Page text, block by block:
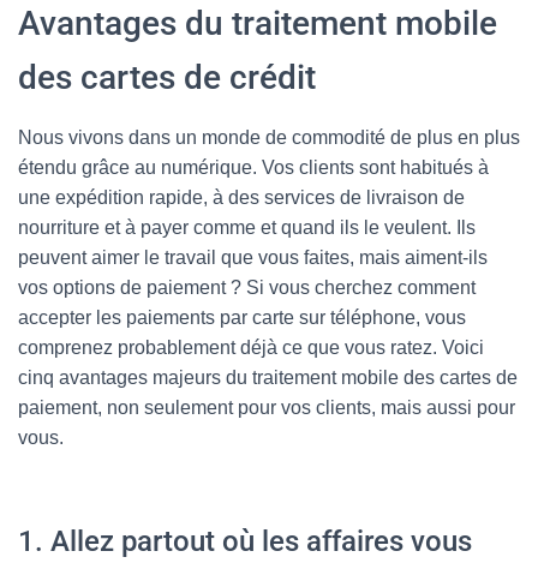
Avantages du traitement mobile
des cartes de crédit
Nous vivons dans un monde de commodité de plus en plus
étendu grâce au numérique. Vos clients sont habitués à
une expédition rapide, à des services de livraison de
nourriture et à payer comme et quand ils le veulent. Ils
peuvent aimer le travail que vous faites, mais aiment-ils
vos options de paiement ? Si vous cherchez comment
accepter les paiements par carte sur téléphone, vous
comprenez probablement déjà ce que vous ratez. Voici
cinq avantages majeurs du traitement mobile des cartes de
paiement, non seulement pour vos clients, mais aussi pour
vous.
1. Allez partout où les affaires vous